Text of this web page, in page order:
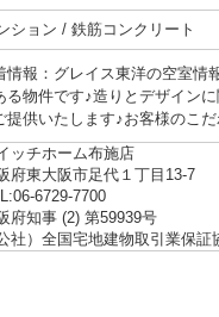
ション / 鉄筋コンクリート
情報：グレイス東洋の空室情
る物件です♪造りとデザイン
提供いたします♪お客様のこ
ッチホーム布施店
府東大阪市足代１丁目13-7
6729-7700
府知事 (2) 第59939号
公社）全国宅地建物取引業保証